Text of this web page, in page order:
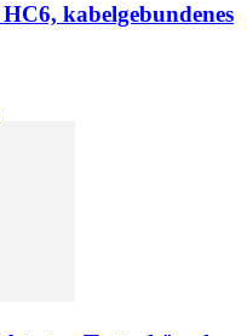
kabelgebundenes